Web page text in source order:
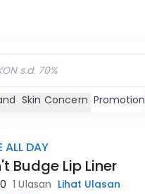
Skin Concern Promotion
Habis
ALL DAY
Budge Lip Liner
1 Ulasan Lihat Ulasan